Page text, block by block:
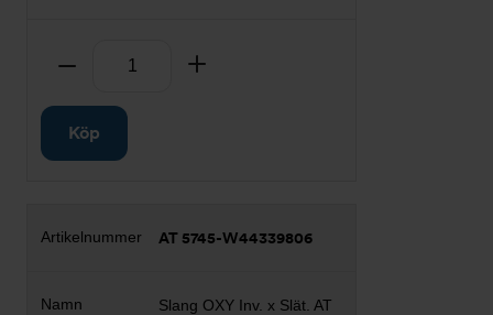
Ta bort
Köp
AT 5745-W44339806
Slang OXY Inv. x Slät. AT